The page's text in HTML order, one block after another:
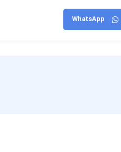
WhatsApp